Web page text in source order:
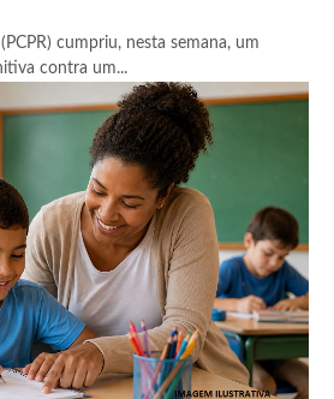
cumpriu, nesta semana, um
contra um...